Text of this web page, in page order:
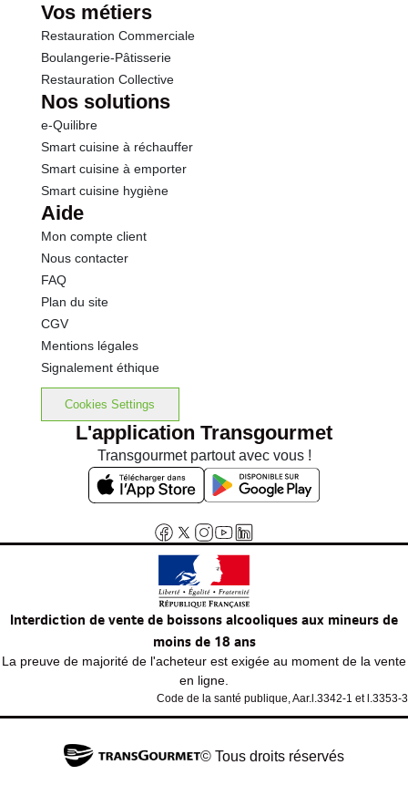
Vos métiers
Restauration Commerciale
Boulangerie-Pâtisserie
Restauration Collective
Nos solutions
e-Quilibre
Smart cuisine à réchauffer
Smart cuisine à emporter
Smart cuisine hygiène
Aide
Mon compte client
Nous contacter
FAQ
Plan du site
CGV
Mentions légales
Signalement éthique
Cookies Settings
L'application Transgourmet
Transgourmet partout avec vous !
Interdiction de vente de boissons alcooliques aux mineurs de
moins de 18 ans
La preuve de majorité de l'acheteur est exigée au moment de la vente
en ligne.
Code de la santé publique, Aar.l.3342-1 et l.3353-3
© Tous droits réservés